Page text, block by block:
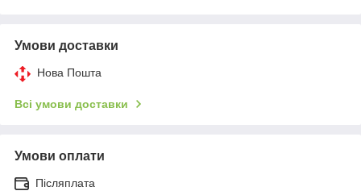
Умови доставки
Нова Пошта
Всі умови доставки
Умови оплати
Післяплата